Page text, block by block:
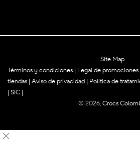
Site Map
Términos y condiciones | Legal de promociones
tiendas |Aviso de privacidad | Política de
|SIC |
© 2026,Crocs